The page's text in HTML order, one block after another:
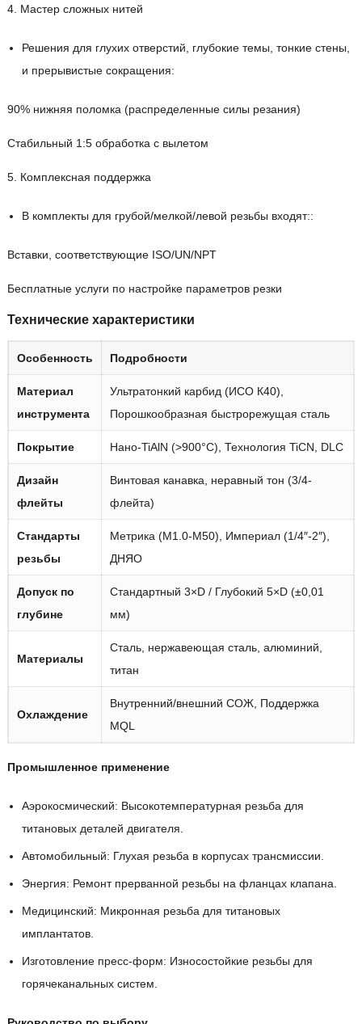
4. Мастер сложных нитей
Решения для глухих отверстий, глубокие темы, тонкие стены,
и прерывистые сокращения:
90% нижняя поломка (распределенные силы резания)
Стабильный 1:5 обработка с вылетом
5. Комплексная поддержка
В комплекты для грубой/мелкой/левой резьбы входят::
Вставки, соответствующие ISO/UN/NPT
Бесплатные услуги по настройке параметров резки
Технические характеристики
Особенность Подробности
Материал
инструмента
Ультратонкий карбид (ИСО К40),
Порошкообразная быстрорежущая сталь
Покрытие Нано-TiAlN (>900°С), Технология TiCN, DLC
Дизайн
флейты
Винтовая канавка, неравный тон (3/4-
флейта)
Стандарты
резьбы
Метрика (М1.0-М50), Империал (1/4″-2″),
ДНЯО
Допуск по
глубине
Стандартный 3×D / Глубокий 5×D (±0,01
мм)
Материалы
Сталь, нержавеющая сталь, алюминий,
титан
Охлаждение
Внутренний/внешний СОЖ, Поддержка
MQL
Промышленное применение
Аэрокосмический: Высокотемпературная резьба для
титановых деталей двигателя.
Автомобильный: Глухая резьба в корпусах трансмиссии.
Энергия: Ремонт прерванной резьбы на фланцах клапана.
Медицинский: Микронная резьба для титановых
имплантатов.
Изготовление пресс-форм: Износостойкие резьбы для
горячеканальных систем.